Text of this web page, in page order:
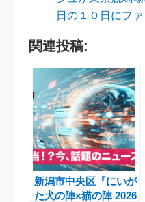
日の１０日にフ
関連投稿:
新潟市中央区『にいが
た犬の陣×猫の陣 2026